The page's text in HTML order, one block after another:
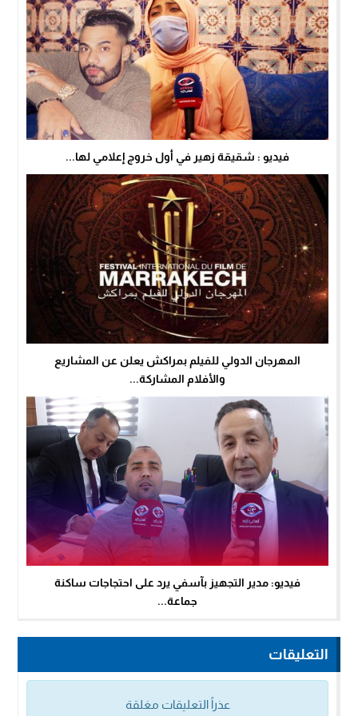
فيديو : شقيقة زهير في أول خروج إعلامي لها...
المهرجان الدولي للفيلم بمراكش يعلن عن المشاريع
والأفلام المشاركة...
فيديو: مدير التجهيز بآسفي يرد على احتجاجات ساكنة
جماعة...
التعليقات
عذراً التعليقات مغلقة